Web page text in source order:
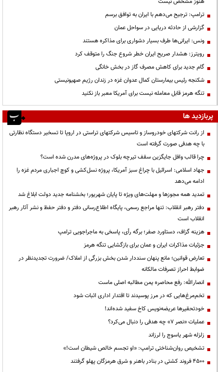
ترامپ: ترجیح می‌دهم با ایران به توافق برسم
گزارشی از حادثه دریایی در سواحل عمان
ونس: ایرانی‌ها طرف بسیار دشواری برای مذاکره هستند
رویترز: هشدار صریح ایران خطر شروع جنگ را متوقف کرد
گام جدید برای کاهش مصرف گاز در بخش خانگی
شکنجه رئیس بیمارستان کمال عدوان غزه در زندان رژیم صهیونیستی
تنگه هرمز قابل معامله نیست برای آمریکا معبر باز نکنید
پربازدید ها
از رانت‌ شرکتهای خودروساز و تاسیس شرکتهای تراستی در اروپا تا تسخیر دستگاه نظارتی
با چه هدفی صورت گرفته است
چرا قالب وافل جایگزین سقف تیرچه بلوک در پروژه‌های مدرن شده است؟
جهاد اسلامی: اسرائیل با چراغ سبز آمریکا، پروژه نسل‌کشی و کوچ اجباری مردم غزه را
ادامه می‌دهد
تمدید همه مجوزها و مهلت‌های ویژه تا پایان شهریور؛ بخشنامه جدید دولت ابلاغ شد
دفتر رهبر انقلاب: تنها مراجع رسمی، پایگاه اطلاع‌رسانی دفتر و دفتر حفظ و نشر آثار رهبر
انقلاب است
هزینه گزاف، دستاورد صفر؛ برگه رأی، پاسخی به ماجراجویی ترامپ
جزئیات مذاکرات ایران و عمان برای بازگشایی تنگه هرمز
تعارض قوانین؛ مانع پنهان سنددار شدن بخش بزرگی از املاک/ ضرورت تجدیدنظر در
ضوابط احراز تصرفات مالکانه
انصارالله: رفع محاصره یمن مطالبه اصلی ماست
تخم‌مرغ‌هایی که در مرز پوسیدند تا اقتدار اداری اثبات شود
خودتحقیرها عریضه‌نویس کاخ سفید شده‌اند!
عملیات «نصر ۷» چه هدفی را دنبال می‌کرد؟
زلزله شهر یاسوج را لرزاند
تشخیص روان‌شناختی ترامپ: «او تجسم خالص شیطان است!»
۴۵۰۰ فروند کشتی در بنادر باهنر و شرق هرمزگان پهلو گرفتند